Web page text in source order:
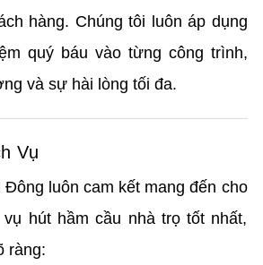
hàng. Chúng tôi luôn áp dụng
quý báu vào từng công trình,
và sự hài lòng tối đa.
Vụ
luôn cam kết mang đến cho
vụ hút hầm cầu nhà trọ tốt nhất,
ràng: